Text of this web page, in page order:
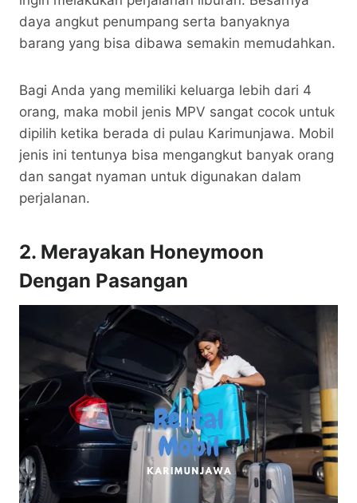
daya angkut penumpang serta banyaknya
barang yang bisa dibawa semakin memudahkan.
Bagi Anda yang memiliki keluarga lebih dari 4
orang, maka mobil jenis MPV sangat cocok untuk
dipilih ketika berada di pulau Karimunjawa. Mobil
jenis ini tentunya bisa mengangkut banyak orang
dan sangat nyaman untuk digunakan dalam
perjalanan.
2. Merayakan Honeymoon
Dengan Pasangan